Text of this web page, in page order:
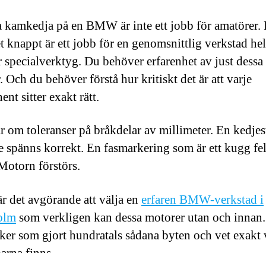
på en BMW är inte ett jobb för amatörer.
knappt är ett jobb för en genomsnittlig verkstad
specialverktyg. Du behöver erfarenhet av just dessa
Och du behöver förstå hur kritiskt det är att varje
sitter exakt rätt.
om toleranser på bråkdelar av millimeter. En
spänns korrekt. En fasmarkering som är ett kugg
förstörs.
det avgörande att välja en erfaren BMW-verkstad i
som verkligen kan dessa motorer utan och innan.
som gjort hundratals sådana byten och vet exakt